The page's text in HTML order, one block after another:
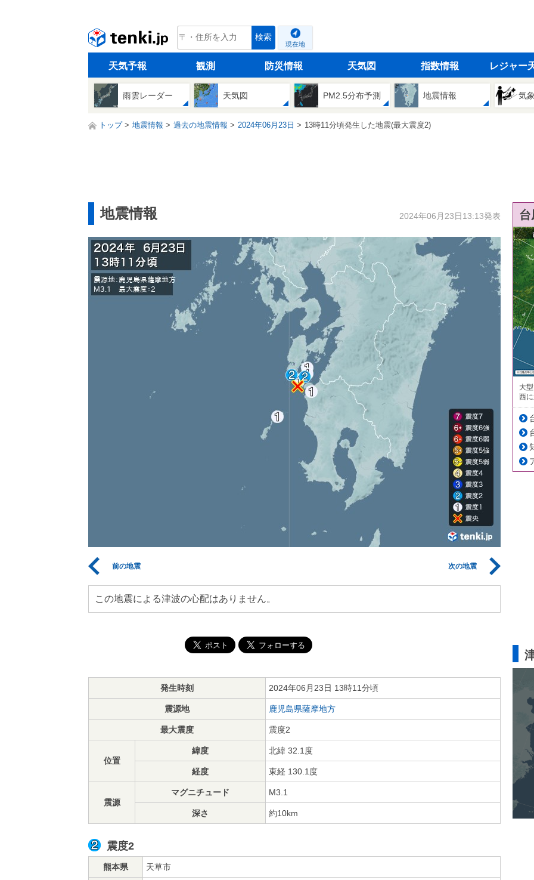
tenki.jp 検索
現在地
天気予報 観測 防災情報 天気図 指数情報 レジャー
雨雲レーダー 天気図 PM2.5分布予測 地震情報 気
トップ 地震情報 過去の地震情報 2024年06月23日 13時11分頃発生した地震(最大震度2)
地震情報 2024年06月23日13:13発表
前の地震 次の地震
この地震による津波の心配はありません。
発生時刻 2024年06月23日 13時11分頃
震源地 鹿児島県薩摩地方
最大震度 震度2
位置
緯度 北緯 32.1度
経度 東経 130.1度
震源
マグニチュード M3.1
深さ 約10km
震度2
熊本県 天草市
大
西